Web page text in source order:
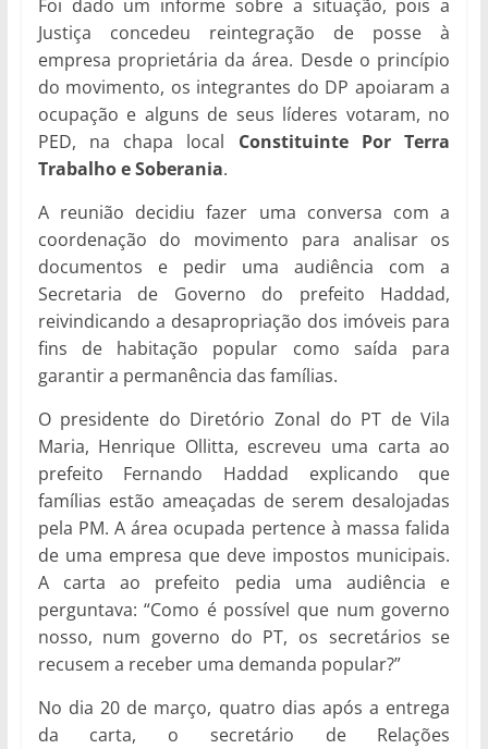
Foi dado um informe sobre a situação, pois a
Justiça concedeu reintegração de posse à
empresa proprietária da área. Desde o princípio
do movimento, os integrantes do DP apoiaram a
ocupação e alguns de seus líderes votaram, no
PED, na chapa local Constituinte Por Terra
Trabalho e Soberania.
A reunião decidiu fazer uma conversa com a
coordenação do movimento para analisar os
documentos e pedir uma audiência com a
Secretaria de Governo do prefeito Haddad,
reivindicando a desapropriação dos imóveis para
fins de habitação popular como saída para
garantir a permanência das famílias.
O presidente do Diretório Zonal do PT de Vila
Maria, Henrique Ollitta, escreveu uma carta ao
prefeito Fernando Haddad explicando que
famílias estão ameaçadas de serem desalojadas
pela PM. A área ocupada pertence à massa falida
de uma empresa que deve impostos municipais.
A carta ao prefeito pedia uma audiência e
perguntava: “Como é possível que num governo
nosso, num governo do PT, os secretários se
recusem a receber uma demanda popular?”
No dia 20 de março, quatro dias após a entrega
da carta, o secretário de Relações